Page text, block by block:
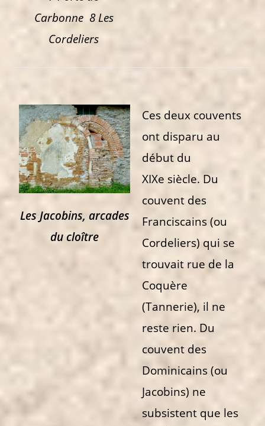
Carbonne 8 Les
Cordeliers
Les Jacobins, arcades
du cloître
Ces deux couvents
ont disparu au
début du
XIXe siècle. Du
couvent des
Franciscains (ou
Cordeliers) qui se
trouvait rue de la
Coquère
(Tannerie), il ne
reste rien. Du
couvent des
Dominicains (ou
Jacobins) ne
subsistent que les